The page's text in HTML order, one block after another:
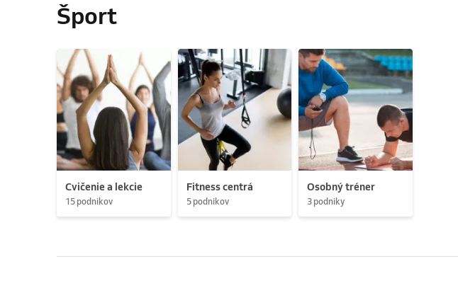
Šport
Cvičenie a lekcie
15 podnikov
Fitness centrá
5 podnikov
Osobný tréner
3 podniky